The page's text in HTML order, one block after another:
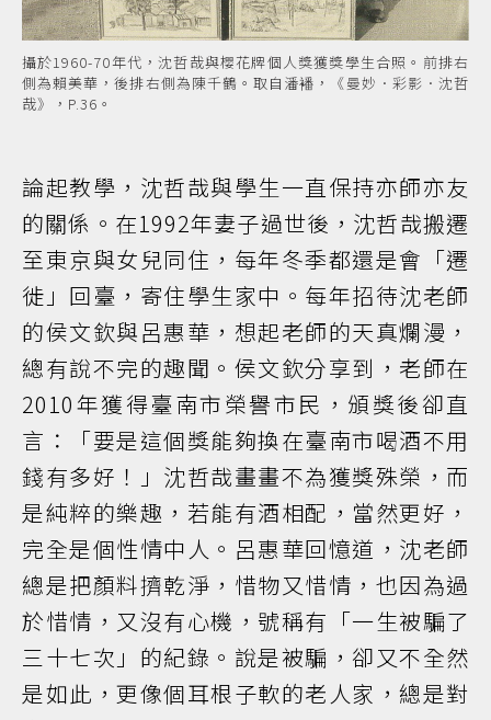
攝於1960-70年代，沈哲哉與櫻花牌個人獎獲獎學生合照。前排右
側為賴美華，後排右側為陳千鶴。取自潘襎，《曼妙．彩影．沈哲
哉》，P.36。
論起教學，沈哲哉與學生一直保持亦師亦友
的關係。在1992年妻子過世後，沈哲哉搬遷
至東京與女兒同住，每年冬季都還是會「遷
徙」回臺，寄住學生家中。每年招待沈老師
的侯文欽與呂惠華，想起老師的天真爛漫，
總有說不完的趣聞。侯文欽分享到，老師在
2010年獲得臺南市榮譽市民，頒獎後卻直
言：「要是這個獎能夠換在臺南市喝酒不用
錢有多好！」沈哲哉畫畫不為獲獎殊榮，而
是純粹的樂趣，若能有酒相配，當然更好，
完全是個性情中人。呂惠華回憶道，沈老師
總是把顏料擠乾淨，惜物又惜情，也因為過
於惜情，又沒有心機，號稱有「一生被騙了
三十七次」的紀錄。說是被騙，卻又不全然
是如此，更像個耳根子軟的老人家，總是對